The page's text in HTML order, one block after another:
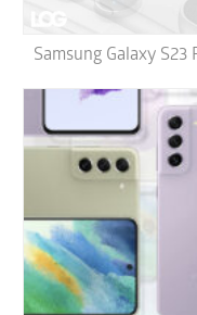
Samsung Galaxy S23